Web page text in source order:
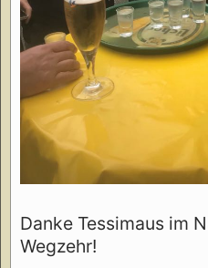
Danke Tessimaus im
Wegzehr!